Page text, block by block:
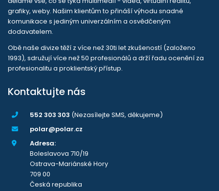
grafiky, weby. Našim klientům to přináší výhodu snadné
komunikace s jediným univerzálním a osvědčeným
dodavatelem.
Obě naše divize těží z více než 30ti let zkušeností (založeno
1993), sdružují více než 50 profesionálů a drží řadu ocenění za
profesionalitu a proklientský přístup.
Kontaktujte nás
552 303 303 (Nezasílejte SMS, děkujeme)
polar@polar.cz
Adresa:
Boleslavova 710/19
Ostrava-Mariánské Hory
709 00
Česká republika